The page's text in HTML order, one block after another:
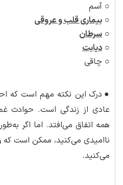
○ آسم
○ بیماری قلب و عروقی
○ سرطان
○ دیابت
○ چاقی
● درک این نکته مهم است که
عادی از زندگی است. حوادث
همه اتفاق می‌افتد. اما اگر
ناامیدی می‌کنید، ممکن است که
می‌کنید.